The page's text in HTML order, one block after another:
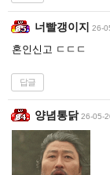
너빨갱이지 26-
혼인신고 ㄷㄷㄷ
답글
양념통닭 26-05-